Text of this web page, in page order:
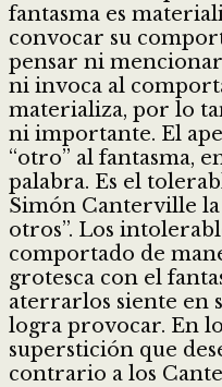
fantasma es
convocar su
pensar ni
ni invoca al
materializa, por lo
ni importante. El
“otro” al fantasma,
palabra. Es el
Simón Canterville
otros”. Los
comportado de
grotesca con el
aterrarlos siente en
logra provocar. En
superstición que
contrario a los